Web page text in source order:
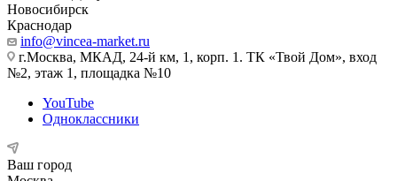
Новосибирск
Краснодар
info@vincea-market.ru
г.Москва, МКАД, 24-й км, 1, корп. 1. ТК «Твой Дом», вход
№2, этаж 1, площадка №10
YouTube
Одноклассники
Ваш город